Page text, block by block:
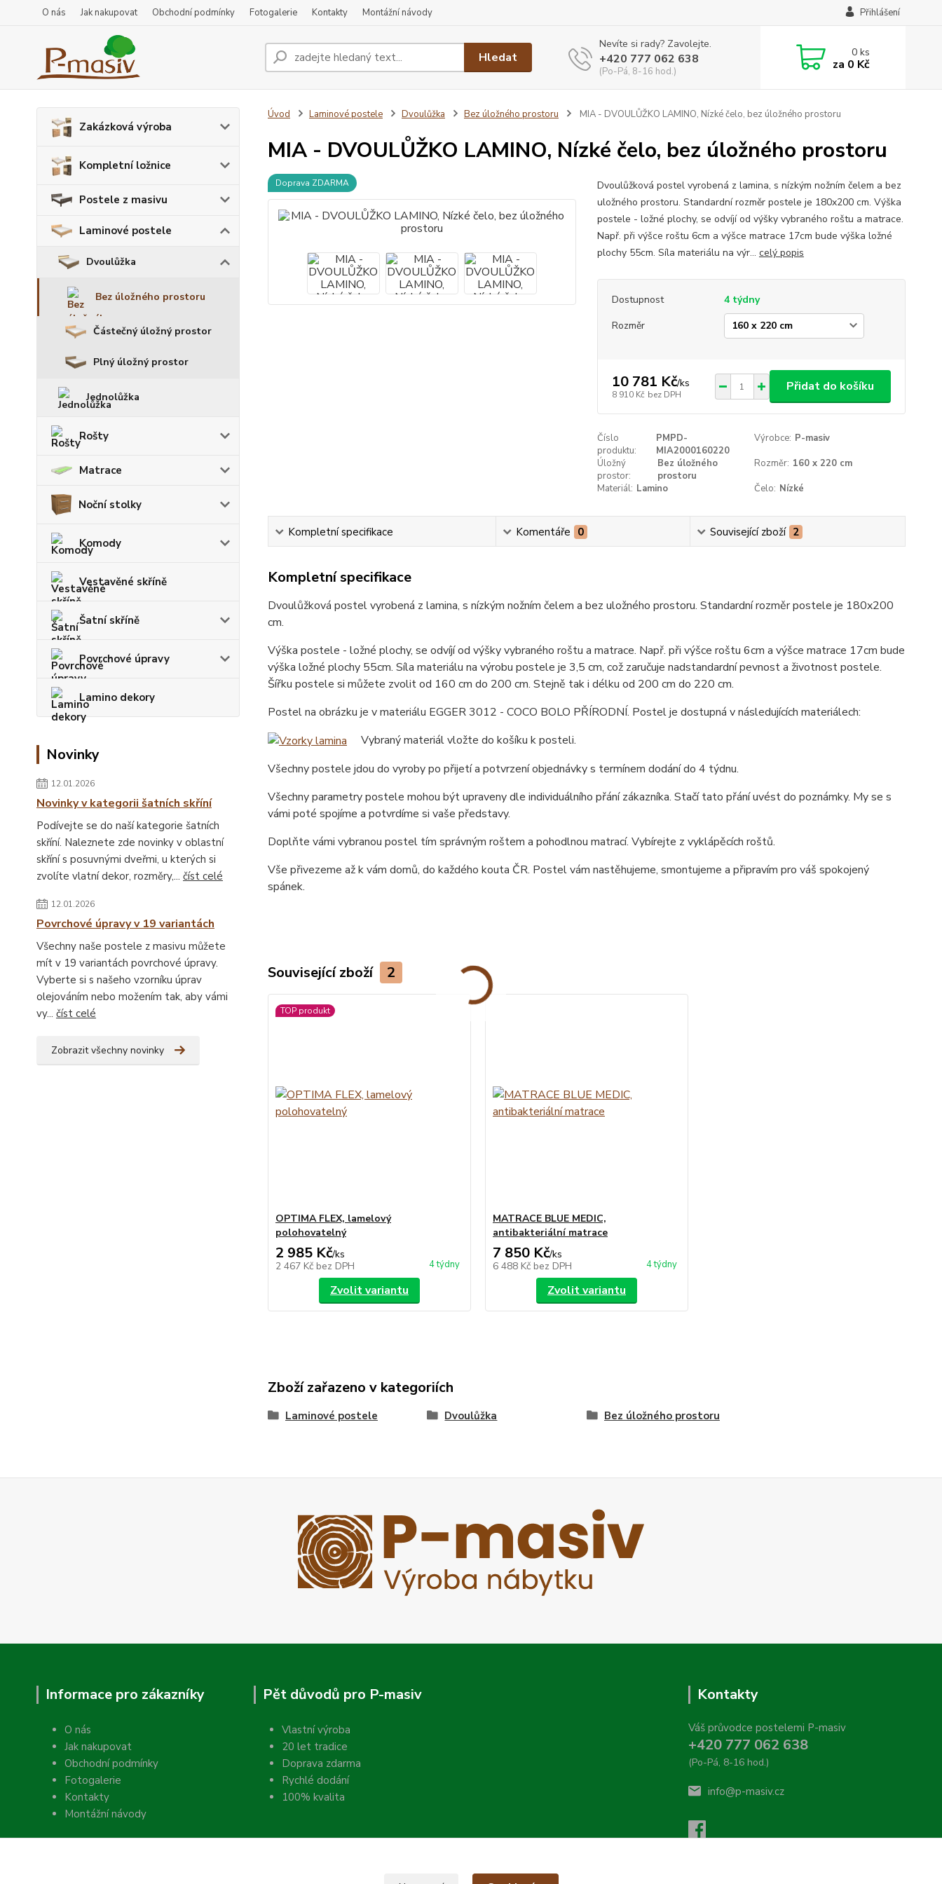
O nás Jak nakupovat Obchodní podmínky Fotogalerie Kontakty Montážní návody Přihlášení
Hledat
Nevíte si rady? Zavolejte.
+420 777 062 638
(Po-Pá, 8-16 hod.)
0ks
za 0 Kč
Zakázková výroba
Kompletní ložnice
Postele z masivu
Laminové postele
Dvoulůžka
Bez úložného prostoru
Částečný úložný prostor
Plný úložný prostor
Jednolůžka
Rošty
Matrace
Noční stolky
Komody
Vestavěné skříně
Šatní skříně
Povrchové úpravy
Lamino dekory
Novinky
12.01.2026
Novinky v kategorii šatních skříní
Podívejte se do naší kategorie šatních
skříní. Naleznete zde novinky v oblastní
skříní s posuvnými dveřmi, u kterých si
zvolíte vlatní dekor, rozměry,... číst celé
12.01.2026
Povrchové úpravy v 19 variantách
Všechny naše postele z masivu můžete
mít v 19 variantách povrchové úpravy.
Vyberte si s našeho vzorníku úprav
olejováním nebo možením tak, aby vámi
vy... číst celé
Zobrazit všechny novinky
Úvod Laminové postele Dvoulůžka Bez úložného prostoru MIA - DVOULŮŽKO LAMINO, Nízké čelo, bez úložného prostoru
MIA - DVOULŮŽKO LAMINO, Nízké čelo, bez úložného prostoru
Doprava ZDARMA
Dvoulůžková postel vyrobená z lamina, s nízkým nožním čelem a bez
uložného prostoru. Standardní rozměr postele je 180x200 cm. Výška
postele - ložné plochy, se odvíjí od výšky vybraného roštu a matrace.
Např. při výšce roštu 6cm a výšce matrace 17cm bude výška ložné
plochy 55cm. Síla materiálu na výr... celý popis
Dostupnost
4 týdny
Rozměr
10 781 Kč/ks
8 910 Kč bez DPH
Přidat do košíku
Číslo
produktu:
PMPD-
MIA2000160220
Výrobce: P-masiv
Úložný
prostor:
Bez úložného
prostoru
Rozměr: 160 x 220 cm
Materiál: Lamino Čelo: Nízké
Kompletní specifikace Komentáře 0 Související zboží 2
Kompletní specifikace
Dvoulůžková postel vyrobená z lamina, s nízkým nožním čelem a bez uložného prostoru. Standardní rozměr postele je 180x200
cm.
Výška postele - ložné plochy, se odvíjí od výšky vybraného roštu a matrace. Např. při výšce roštu 6cm a výšce matrace 17cm bude
výška ložné plochy 55cm. Síla materiálu na výrobu postele je 3,5 cm, což zaručuje nadstandardní pevnost a životnost postele.
Šířku postele si můžete zvolit od 160 cm do 200 cm. Stejně tak i délku od 200 cm do 220 cm.
Postel na obrázku je v materiálu EGGER 3012 - COCO BOLO PŘÍRODNÍ. Postel je dostupná v následujících materiálech:
Vybraný materiál vložte do košíku k posteli.
Všechny postele jdou do vyroby po přijetí a potvrzení objednávky s termínem dodání do 4 týdnu.
Všechny parametry postele mohou být upraveny dle individuálního přání zákazníka. Stačí tato přání uvést do poznámky. My se s
vámi poté spojíme a potvrdíme si vaše představy.
Doplňte vámi vybranou postel tím správným roštem a pohodlnou matrací. Vybírejte z vyklápěcích roštů.
Vše přivezeme až k vám domů, do každého kouta ČR. Postel vám nastěhujeme, smontujeme a připravím pro váš spokojený
spánek.
Související zboží 2
TOP produkt
OPTIMA FLEX, lamelový
polohovatelný
2 985 Kč/ks
2 467 Kč bez DPH 4 týdny
Zvolit variantu
MATRACE BLUE MEDIC,
antibakteriální matrace
7 850 Kč/ks
6 488 Kč bez DPH 4 týdny
Zvolit variantu
Zboží zařazeno v kategoriích
Laminové postele Dvoulůžka Bez úložného prostoru
Informace pro zákazníky
O nás
Jak nakupovat
Obchodní podmínky
Fotogalerie
Kontakty
Montážní návody
Pět důvodů pro P-masiv
Vlastní výroba
20 let tradice
Doprava zdarma
Rychlé dodání
100% kvalita
Kontakty
Váš průvodce postelemi P-masiv
+420 777 062 638
(Po-Pá, 8-16 hod.)
info@p-masiv.cz